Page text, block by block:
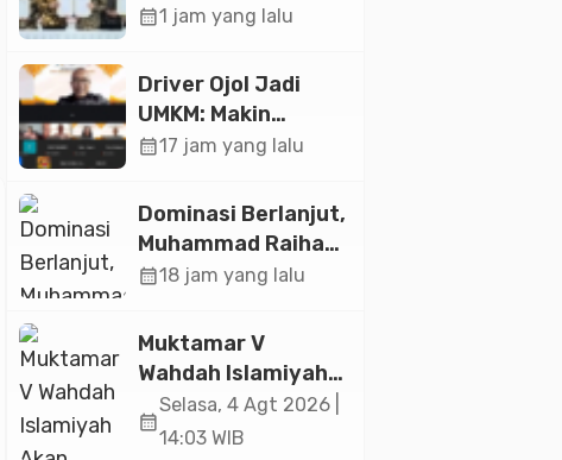
19 Kerja Sama
20,2 Triliun
calendar_month1 jam yang lalu
Driver Ojol Jadi
UMKM: Makin
Sejahtera atau
Temuan Diskusi
Paramadina
calendar_month17 jam yang lalu
Dominasi Berlanjut,
Muhammad Raihan
Fadila Sabet Emas
Taekwondo
Indonesia Open
2026
calendar_month18 jam yang lalu
Muktamar V
Wahdah Islamiyah
Akan Kukuhkan
10.000 Guru Al-
calendar_month
Selasa, 4 Agt 2026 |
14:03 WIB